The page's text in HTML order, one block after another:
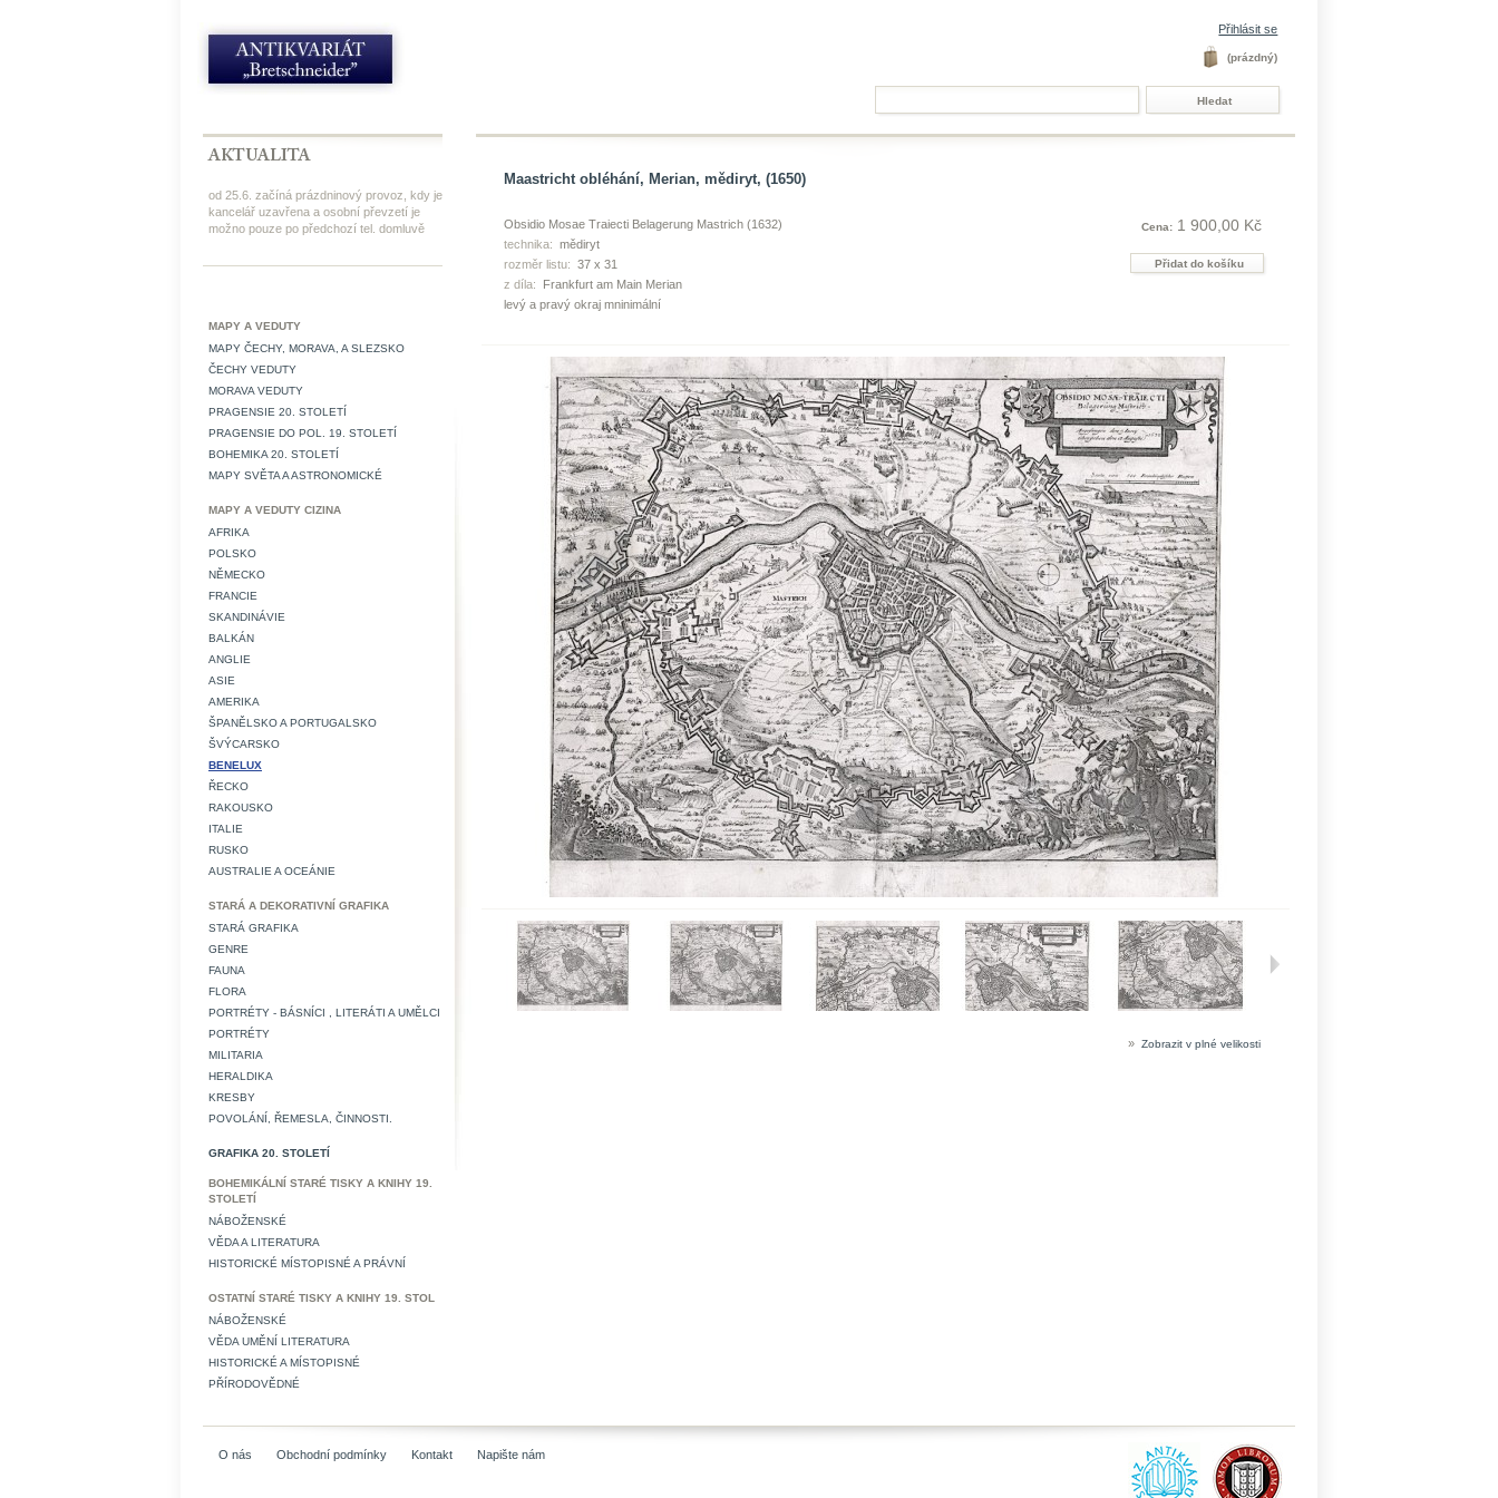
Přihlásit se
(prázdný)
od 25.6. začíná prázdninový provoz, kdy je
kancelář uzavřena a osobní převzetí je
možno pouze po předchozí tel. domluvě
MAPY A VEDUTY
MAPY ČECHY, MORAVA, A SLEZSKO
ČECHY VEDUTY
MORAVA VEDUTY
PRAGENSIE 20. STOLETÍ
PRAGENSIE DO POL. 19. STOLETÍ
BOHEMIKA 20. STOLETÍ
MAPY SVĚTA A ASTRONOMICKÉ
MAPY A VEDUTY CIZINA
AFRIKA
POLSKO
NĚMECKO
FRANCIE
SKANDINÁVIE
BALKÁN
ANGLIE
ASIE
AMERIKA
ŠPANĚLSKO A PORTUGALSKO
ŠVÝCARSKO
BENELUX
ŘECKO
RAKOUSKO
ITALIE
RUSKO
AUSTRALIE A OCEÁNIE
STARÁ A DEKORATIVNÍ GRAFIKA
STARÁ GRAFIKA
GENRE
FAUNA
FLORA
PORTRÉTY - BÁSNÍCI , LITERÁTI A UMĚLCI
PORTRÉTY
MILITARIA
HERALDIKA
KRESBY
POVOLÁNÍ, ŘEMESLA, ČINNOSTI.
GRAFIKA 20. STOLETÍ
BOHEMIKÁLNÍ STARÉ TISKY A KNIHY 19.
STOLETÍ
NÁBOŽENSKÉ
VĚDA A LITERATURA
HISTORICKÉ MÍSTOPISNÉ A PRÁVNÍ
OSTATNÍ STARÉ TISKY A KNIHY 19. STOL
NÁBOŽENSKÉ
VĚDA UMĚNÍ LITERATURA
HISTORICKÉ A MÍSTOPISNÉ
PŘÍRODOVĚDNÉ
Maastricht obléhání, Merian, mědiryt, (1650)
Obsidio Mosae Traiecti Belagerung Mastrich (1632)
technika: mědiryt
rozměr listu: 37 x 31
z díla:
Frankfurt am Main Merian
levý a pravý okraj mninimální
Cena: 1 900,00 Kč
» Zobrazit v plné velikosti
O nás Obchodní podmínky Kontakt Napište nám